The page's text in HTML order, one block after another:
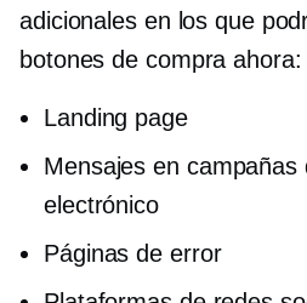
adicionales en los que
botones de compra ahora:
Landing page
Mensajes en campañas
electrónico
Páginas de error